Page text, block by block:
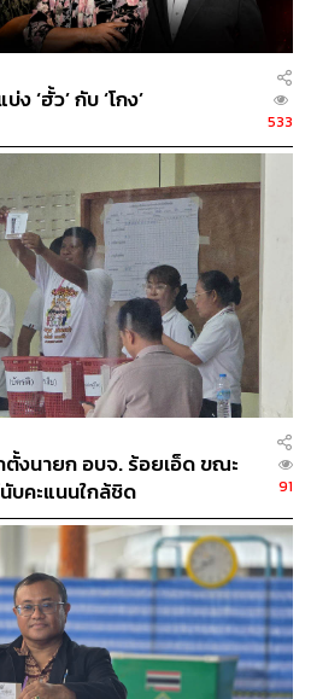
ฉบับเดิมที่เคยประกาศวางมือ
นที่รับภารกิจใหม่ในการก่อรูป
นำเอา ‘เจตนารมณ์ของมวล
การเมืองมาทำอย่างจริงจังอีก
อนหนึ่งว่า “ภาพจำยังชัดเจน
ง ‘ฮั้ว’ กับ ‘โกง’
533
งนายก อบจ. ร้อยเอ็ด ขณะ
บคะแนนใกล้ชิด
91